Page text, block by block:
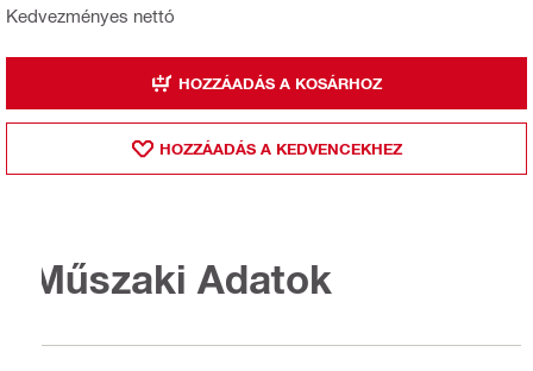
Kedvezményes nettó
HOZZÁADÁS A KOSÁRHOZ
HOZZÁADÁS A KEDVENCEKHEZ
Műszaki Adatok